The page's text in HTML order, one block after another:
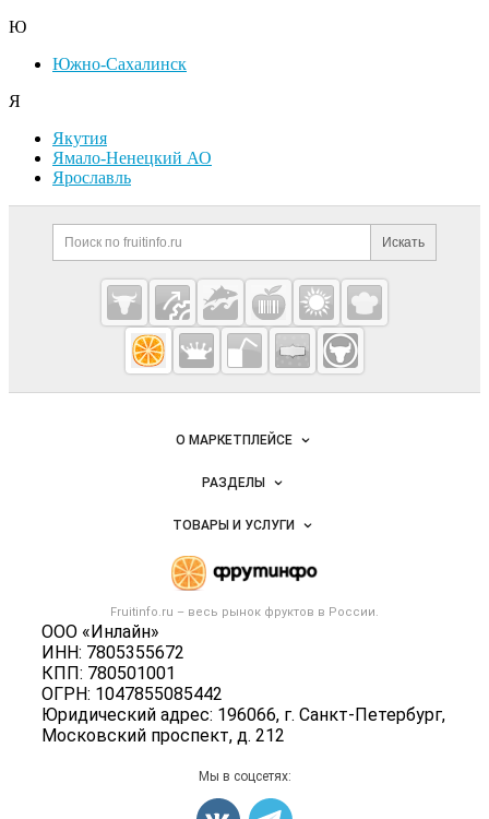
Ю
Южно-Сахалинск
Я
Якутия
Ямало-Ненецкий АО
Ярославль
Дополнительная информация
Поиск по сайту и
Искать
Cсылки на полезные проекты
Fruitinfo.ru
— рынок
фруктов
Важные разделы и контакты
Fruitinfo.ru – весь рынок фруктов в России.
ООО «Инлайн»
ИНН: 7805355672
КПП: 780501001
ОГРН: 1047855085442
Юридический адрес: 196066, г. Санкт-Петербург,
Московский проспект, д. 212
Навигация по сайтуО МАРКЕТПЛЕЙСЕ
Новости Fruitinfo.ru
Размещение рекламы
Публичная оферта
Контактная информация
Политика обработки персональных данных
РАЗДЕЛЫ
Объявления
Новости рынка
ТОВАРЫ И УСЛУГИ
Готовая продукция
Фрукты
Грибы
Оборудование
Карта объявлений
Мы в соцсетях: